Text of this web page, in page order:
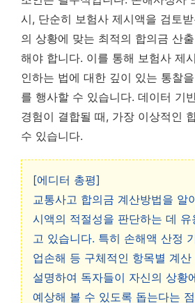
시, 단순히 보험사 제시액을 검토
의 상황에 맞는 최적의 합의금 산
해야 합니다. 이를 통해 보험사 제
인하는 법에 대한 깊이 있는 통찰
를 행사할 수 있습니다. 데이터 기
경험이 결합될 때, 가장 이상적인
수 있습니다.
[에디터 총평]
교통사고 합의금 계산방법을 알
시액의 적절성을 판단하는 데
고 있습니다. 특히 손해액 산정
업손해 등 구체적인 항목별 계산
설명하여 독자들이 자신의 상황
예상해 볼 수 있도록 돕는다는